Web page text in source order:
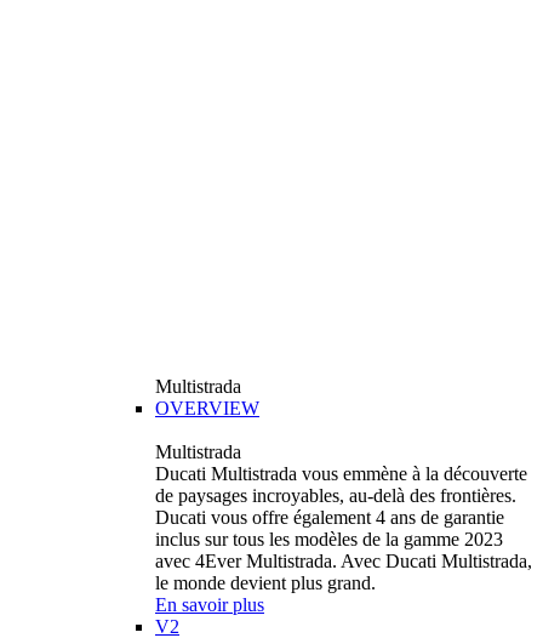
Multistrada
OVERVIEW
Multistrada
Ducati Multistrada vous emmène à la découverte
de paysages incroyables, au-delà des frontières.
Ducati vous offre également 4 ans de garantie
inclus sur tous les modèles de la gamme 2023
avec 4Ever Multistrada. Avec Ducati Multistrada,
le monde devient plus grand.
En savoir plus
V2